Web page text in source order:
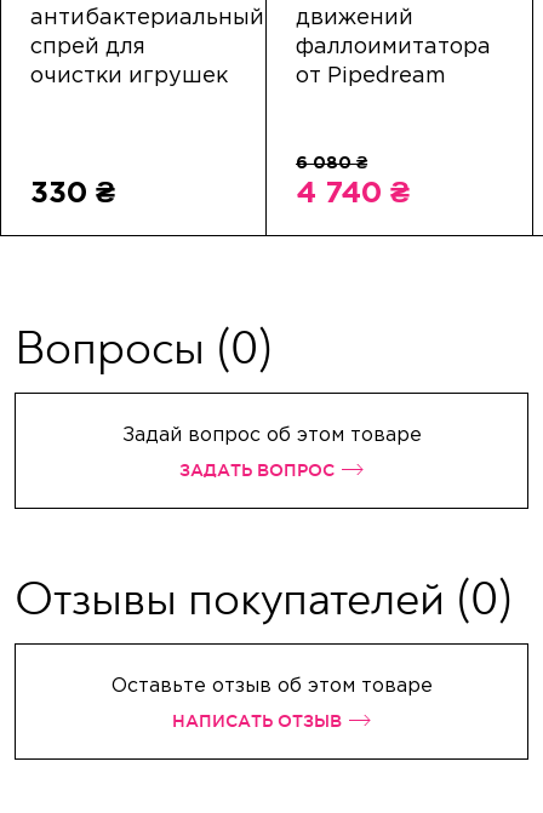
антибактериальный
спрей для
очистки игрушек
330 ₴
движений
фаллоимитатора
от Pipedream
4 740 ₴
Вопросы (0)
Задай вопрос об этом товаре
ЗАДАТЬ ВОПРОС
Отзывы покупателей (0)
Оставьте отзыв об этом товаре
НАПИСАТЬ ОТЗЫВ